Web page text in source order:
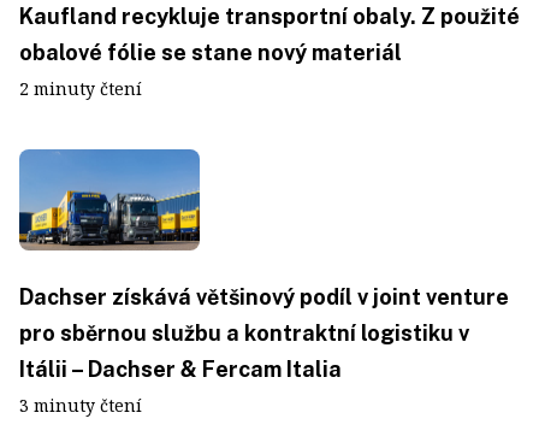
Kaufland recykluje transportní obaly. Z použité
obalové fólie se stane nový materiál
2 minuty čtení
Dachser získává většinový podíl v joint venture
pro sběrnou službu a kontraktní logistiku v
Itálii – Dachser & Fercam Italia
3 minuty čtení